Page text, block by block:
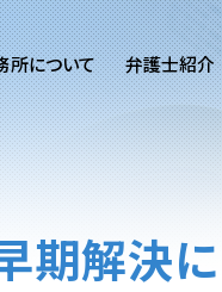
所について 弁護士紹介
期解決